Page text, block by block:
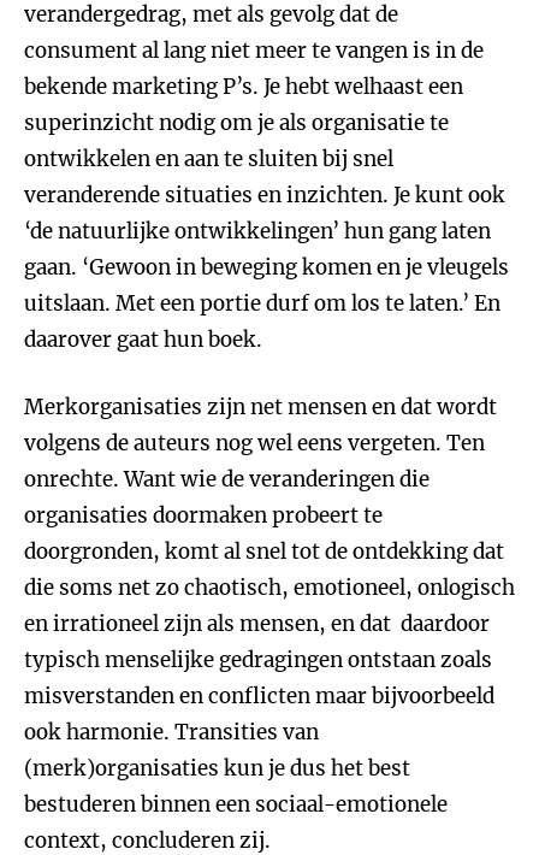
verandergedrag, met als gevolg dat de
consument al lang niet meer te vangen is in de
bekende marketing P’s. Je hebt welhaast een
superinzicht nodig om je als organisatie te
ontwikkelen en aan te sluiten bij snel
veranderende situaties en inzichten. Je kunt ook
‘de natuurlijke ontwikkelingen’ hun gang laten
gaan. ‘Gewoon in beweging komen en je vleugels
uitslaan. Met een portie durf om los te laten.’ En
daarover gaat hun boek.
Merkorganisaties zijn net mensen en dat wordt
volgens de auteurs nog wel eens vergeten. Ten
onrechte. Want wie de veranderingen die
organisaties doormaken probeert te
doorgronden, komt al snel tot de ontdekking dat
die soms net zo chaotisch, emotioneel, onlogisch
en irrationeel zijn als mensen, en dat daardoor
typisch menselijke gedragingen ontstaan zoals
misverstanden en conflicten maar bijvoorbeeld
ook harmonie. Transities van
(merk)organisaties kun je dus het best
bestuderen binnen een sociaal-emotionele
context, concluderen zij.